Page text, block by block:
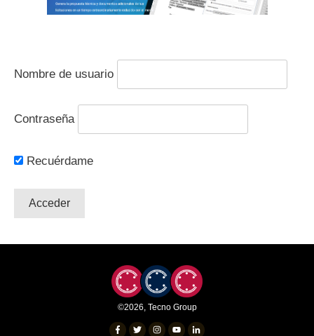
Nombre de usuario
Contraseña
Recuérdame
©2026 Tecno Group